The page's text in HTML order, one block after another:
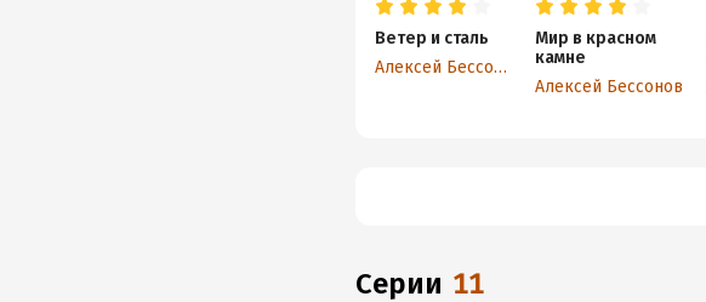
Ветер и сталь
Алексей Бессонов
Мир в красном
камне
Алексей Бессонов
Серии 11